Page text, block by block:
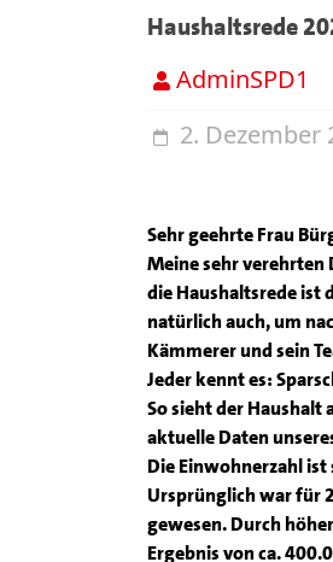
Haushaltsrede
AdminSPD1
2. Dezember
Sehr geehrte Frau
Meine sehr verehrten
die Haushaltsrede ist
natürlich auch, um
Kämmerer und sein
Jeder kennt es:
So sieht der Haushalt
aktuelle Daten
Die Einwohnerzahl
Ursprünglich war für
gewesen. Durch
Ergebnis von ca.